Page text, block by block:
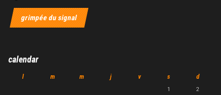
grimpée du signal
calendar
l m m j v s d
1
2